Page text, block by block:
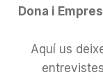
Dona i
Aquí us